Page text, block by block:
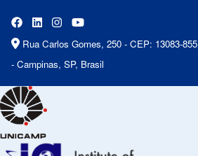
Rua Carlos Gomes, 250 - CEP: 13083-855
- Campinas, SP, Brasil